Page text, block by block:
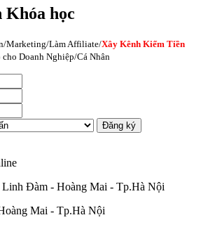
học
Marketing/Làm Affiliate/Xây Kênh Kiếm Tiền
Doanh Nghiệp/Cá Nhân
Đăng ký
Đàm - Hoàng Mai - Tp.Hà Nội
Mai - Tp.Hà Nội